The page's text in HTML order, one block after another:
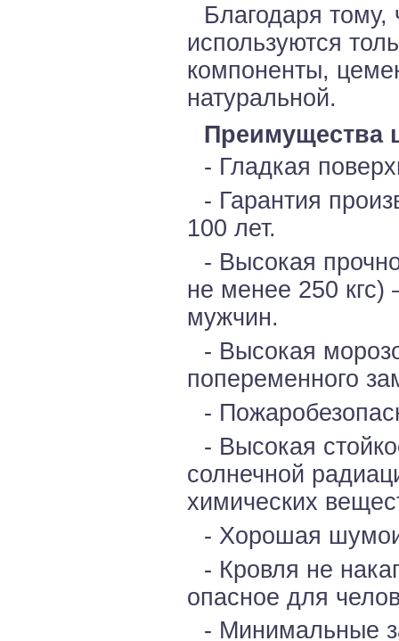
Благодаря тому,
используются
компоненты,
натуральной.
Преимущества
- Гладкая
- Гарантия
100 лет.
- Высокая
не менее 250
мужчин.
- Высокая
попеременного
-
- Высокая
солнечной
химических
- Хорошая
- Кровля не
опасное для
- Минимальные